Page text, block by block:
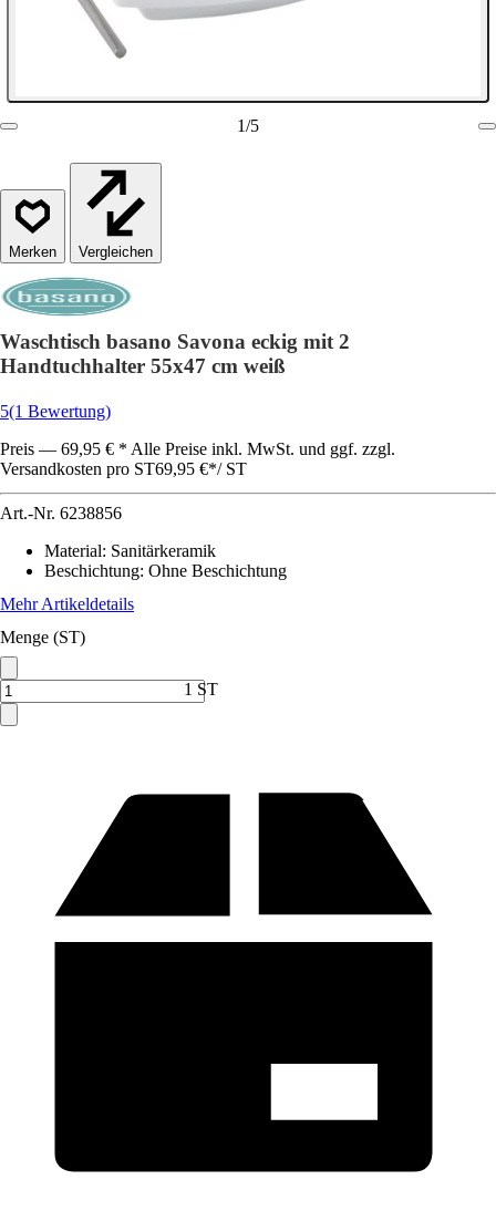
1/5
Vergleichen
Waschtisch basano Savona eckig mit 2
Handtuchhalter 55x47 cm weiß
5(1 Bewertung)
Preis — 69,95 € * Alle Preise inkl. MwSt. und ggf. zzgl.
Versandkosten pro ST69,95 €*/ ST
Art.-Nr. 6238856
Material: Sanitärkeramik
Beschichtung: Ohne Beschichtung
Mehr Artikeldetails
Menge (ST)
1 ST